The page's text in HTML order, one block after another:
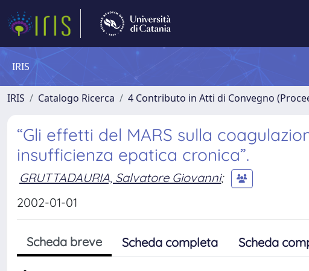
IRIS
IRIS Catalogo Ricerca 4 Contributo in Atti di Convegno
“Gli effetti del MARS sulla
insufficienza epatica cronica”.
GRUTTADAURIA, Salvatore Giovanni;
2002-01-01
Scheda breve Scheda completa Scheda